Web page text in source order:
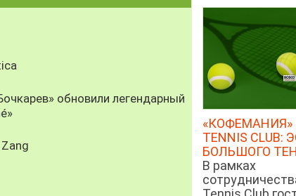
обновили легендарный
«КОФЕМАНИЯ»
TENNIS CLUB:
БОЛЬШОГО
В рамках